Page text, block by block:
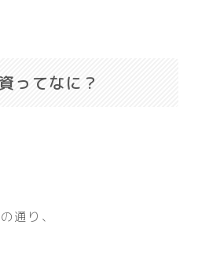
ってなに？
通り、